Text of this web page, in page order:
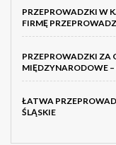
PRZEPROWADZKI W
FIRMĘ
PRZEPROWADZKI ZA
MIĘDZYNARODOWE
ŁATWA
ŚLĄSKIE